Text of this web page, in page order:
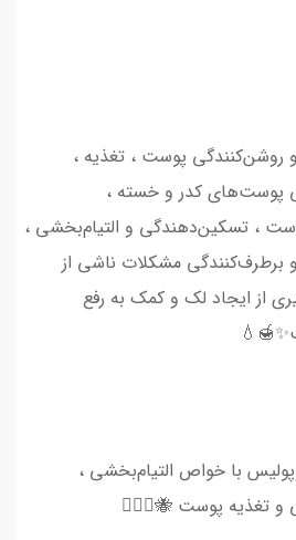
پوست ، تغذیه‌ ،
پوست‌های کدر و خسته ،
، تسکین‌دهندگی و التیام‌بخشی ،
برطرف‌کنندگی مشکلات ناشی از
از ایجاد لک و کمک به رفع
پروپولیس با خواص التیام‌بخشی ،
و تغذیه‌ پوست 🐝💆🏻‍♀️